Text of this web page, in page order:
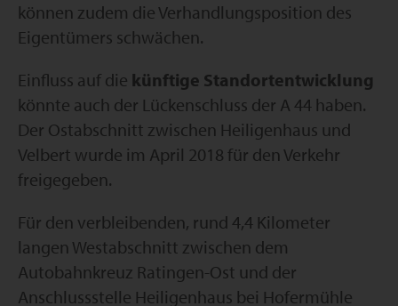
können zudem die Verhandlungsposition des
Eigentümers schwächen.
Einfluss auf die künftige Standortentwicklung
könnte auch der Lückenschluss der A 44 haben.
Der Ostabschnitt zwischen Heiligenhaus und
Velbert wurde im April 2018 für den Verkehr
freigegeben.
Für den verbleibenden, rund 4,4 Kilometer
langen Westabschnitt zwischen dem
Autobahnkreuz Ratingen-Ost und der
Anschlussstelle Heiligenhaus bei Hofermühle